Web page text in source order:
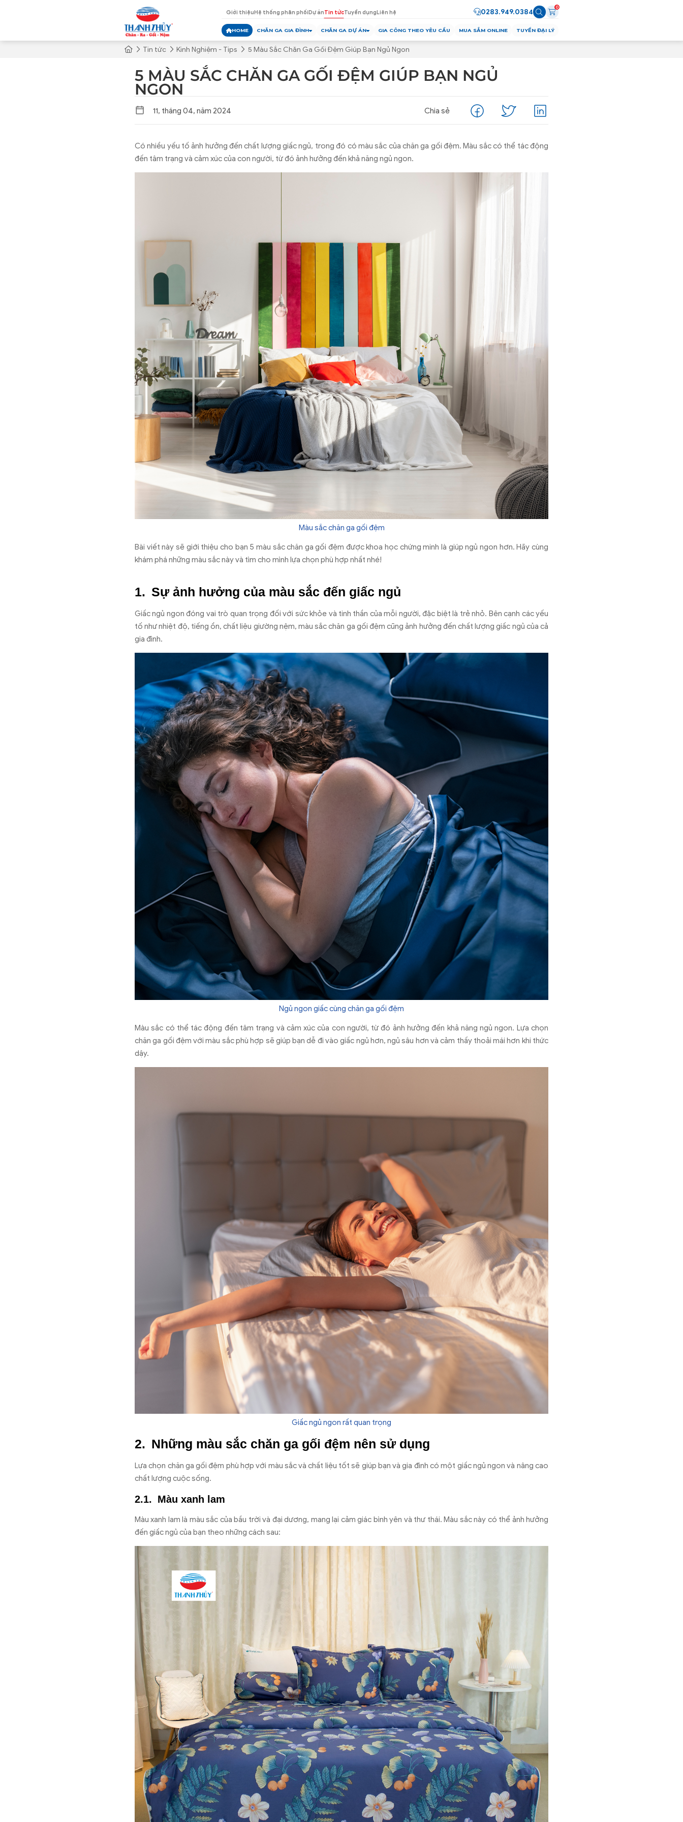
Giới thiệuHệ thống phân phốiDự ánTin tứcTuyển dụngLiên hệ 0283.949.0384
0
HOME CHĂN GA GIA ĐÌNH CHĂN GA DỰ ÁN GIA CÔNG THEO YÊU CẦU MUA SẮM ONLINE TUYỂN ĐẠI LÝ
Tin tức Kinh Nghiệm - Tips 5 Màu Sắc Chăn Ga Gối Đệm Giúp Bạn Ngủ Ngon
5 MÀU SẮC CHĂN GA GỐI ĐỆM GIÚP BẠN NGỦ
NGON
11, tháng 04, năm 2024 Chia sẻ
Có nhiều yếu tố ảnh hưởng đến chất lượng giấc ngủ, trong đó có màu sắc của chăn ga gối đệm. Màu sắc có thể tác động
đến tâm trạng và cảm xúc của con người, từ đó ảnh hưởng đến khả năng ngủ ngon.
Màu sắc chăn ga gối đệm
Bài viết này sẽ giới thiệu cho bạn 5 màu sắc chăn ga gối đệm được khoa học chứng minh là giúp ngủ ngon hơn. Hãy cùng
khám phá những màu sắc này và tìm cho mình lựa chọn phù hợp nhất nhé!
Sự ảnh hưởng của màu sắc đến giấc ngủ
Giấc ngủ ngon đóng vai trò quan trọng đối với sức khỏe và tinh thần của mỗi người, đặc biệt là trẻ nhỏ. Bên cạnh các yếu
tố như nhiệt độ, tiếng ồn, chất liệu giường nệm, màu sắc chăn ga gối đệm cũng ảnh hưởng đến chất lượng giấc ngủ của cả
gia đình.
Ngủ ngon giấc cùng chăn ga gối đệm
Màu sắc có thể tác động đến tâm trạng và cảm xúc của con người, từ đó ảnh hưởng đến khả năng ngủ ngon. Lựa chọn
chăn ga gối đệm với màu sắc phù hợp sẽ giúp bạn dễ đi vào giấc ngủ hơn, ngủ sâu hơn và cảm thấy thoải mái hơn khi thức
dậy.
Giấc ngủ ngon rất quan trọng
Những màu sắc chăn ga gối đệm nên sử dụng
Lựa chọn chăn ga gối đệm phù hợp với màu sắc và chất liệu tốt sẽ giúp bạn và gia đình có một giấc ngủ ngon và nâng cao
chất lượng cuộc sống.
Màu xanh lam
Màu xanh lam là màu sắc của bầu trời và đại dương, mang lại cảm giác bình yên và thư thái. Màu sắc này có thể ảnh hưởng
đến giấc ngủ của bạn theo những cách sau: